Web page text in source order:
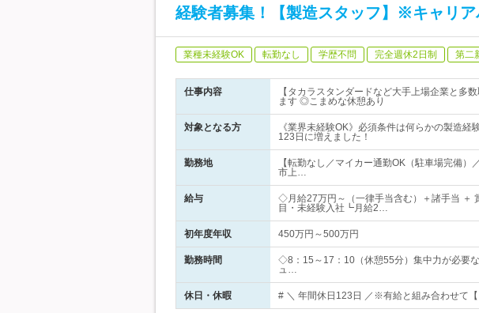
経験者募集！【製造スタッフ】※キャリ
業種未経験OK 転勤なし 学歴不問 完全週休2日制 第二
仕事内容
【タカラスタンダードなど大手上場企業と多
ます ◎こまめな休憩あり
対象となる方
《業界未経験OK》必須条件は何らかの製造
123日に増えました！
勤務地
【転勤なし／マイカー通勤OK（駐車場完備
市上…
給与
◇月給27万円～（一律手当含む）＋諸手当 ＋
目・未経験入社┗月給2…
初年度年収 450万円～500万円
勤務時間
◇8：15～17：10（休憩55分）集中力が必要
ュ…
休日・休暇 # ＼ 年間休日123日 ／※有給と組み合わせて